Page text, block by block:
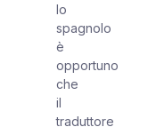
lo
spagnolo
è
opportuno
che
il
traduttore